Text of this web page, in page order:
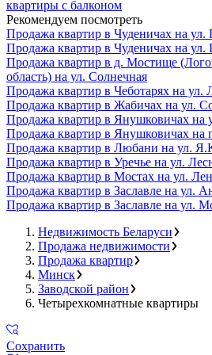
квартиры с балконом
Рекомендуем посмотреть
Продажа квартир в Чуденичах на ул.
Продажа квартир в Чуденичах на
Продажа квартир в д. Мостище
область) на ул. Солнечная
Продажа квартир в Чеботарях на ул.
Продажа квартир в Жабичах на ул.
Продажа квартир в Янушковичах на
Продажа квартир в Янушковичах на
Продажа квартир в Любани на ул.
Продажа квартир в Уречье на ул.
Продажа квартир в Мостах на ул.
Продажа квартир в Заславле на ул.
Продажа квартир в Заславле на ул.
Недвижимость Беларуси
Продажа недвижимости
Продажа квартир
Минск
Заводской район
Четырехкомнатные квартиры
Сохранить